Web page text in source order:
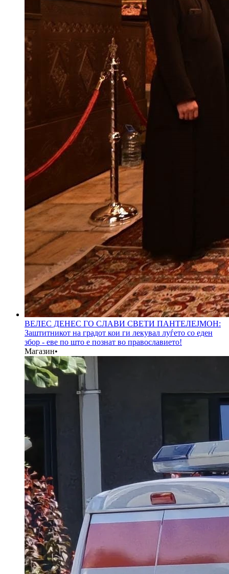
ВЕЛЕС ДЕНЕС ГО СЛАВИ СВЕТИ ПАНТЕЛЕЈМОН:
Заштитникот на градот кои ги лекувал луѓето со еден
збор - еве по што е познат во православието!
Магазин•